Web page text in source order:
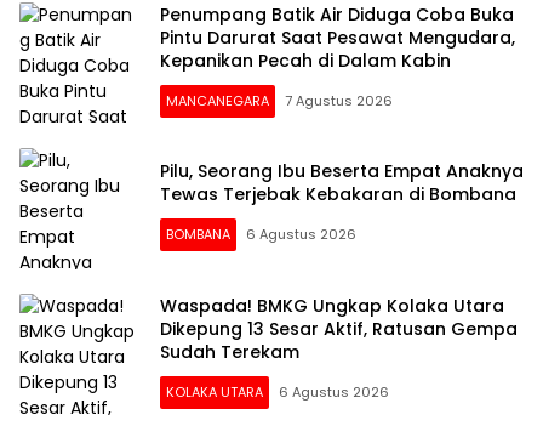
Penumpang Batik Air Diduga Coba Buka
Pintu Darurat Saat Pesawat Mengudara,
Kepanikan Pecah di Dalam Kabin
MANCANEGARA 7 Agustus 2026
Pilu, Seorang Ibu Beserta Empat Anaknya
Tewas Terjebak Kebakaran di Bombana
BOMBANA 6 Agustus 2026
Waspada! BMKG Ungkap Kolaka Utara
Dikepung 13 Sesar Aktif, Ratusan Gempa
Sudah Terekam
KOLAKA UTARA 6 Agustus 2026